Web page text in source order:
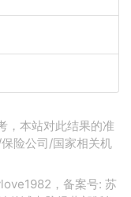
，本站对此结果的准
险公司/国家相关机
，备案号: 苏